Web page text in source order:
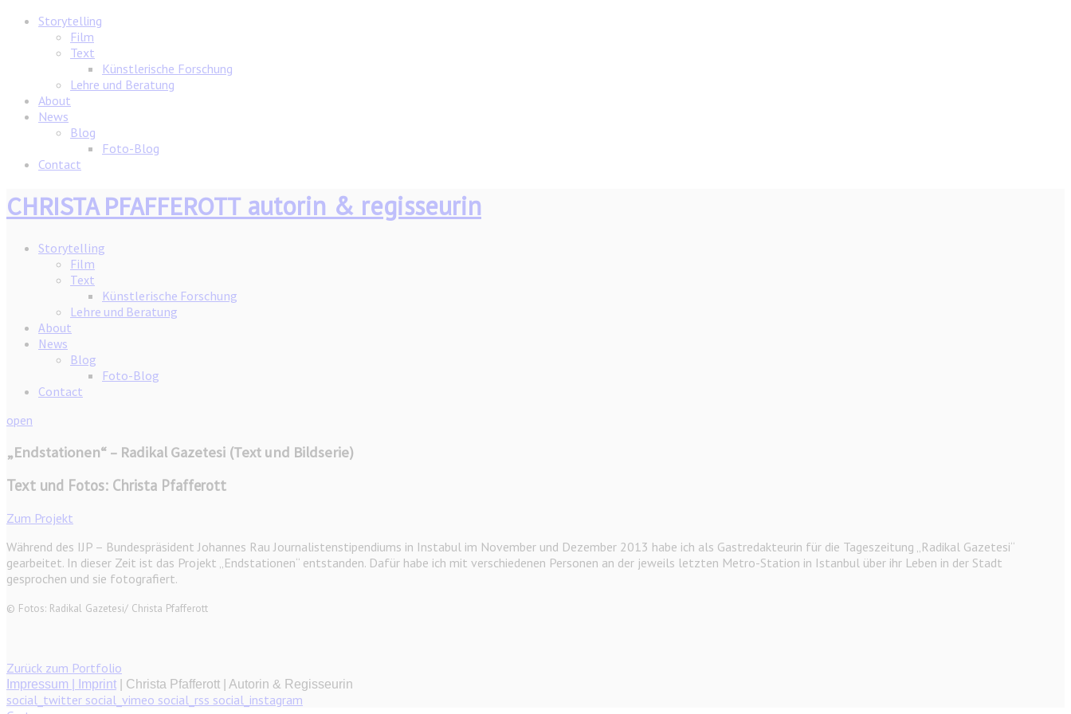
Storytelling
Film
Text
Künstlerische Forschung
Lehre und Beratung
About
News
Blog
Foto-Blog
Contact
CHRISTA PFAFFEROTT autorin & regisseurin
Storytelling
Film
Text
Künstlerische Forschung
Lehre und Beratung
About
News
Blog
Foto-Blog
Contact
open
„Endstationen“ – Radikal Gazetesi (Text und Bildserie)
Text und Fotos: Christa Pfafferott
Zum Projekt
Während des IJP – Bundespräsident Johannes Rau Journalistenstipendiums in Instabul im November und Dezember 2013 habe ich als Gastredakteurin für die Tageszeitung „Radikal Gazetesi“
gearbeitet. In dieser Zeit ist das Projekt „Endstationen“ entstanden. Dafür habe ich mit verschiedenen Personen an der jeweils letzten Metro-Station in Istanbul über ihr Leben in der Stadt
gesprochen und sie fotografiert.
© Fotos: Radikal Gazetesi/ Christa Pfafferott
Zurück zum Portfolio
Impressum | Imprint | Christa Pfafferott | Autorin & Regisseurin
social_twitter social_vimeo social_rss social_instagram